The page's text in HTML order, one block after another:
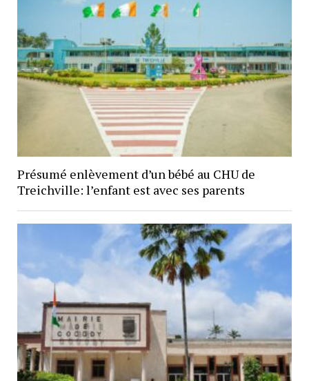
Présumé enlèvement d’un bébé au CHU de
Treichville: l’enfant est avec ses parents